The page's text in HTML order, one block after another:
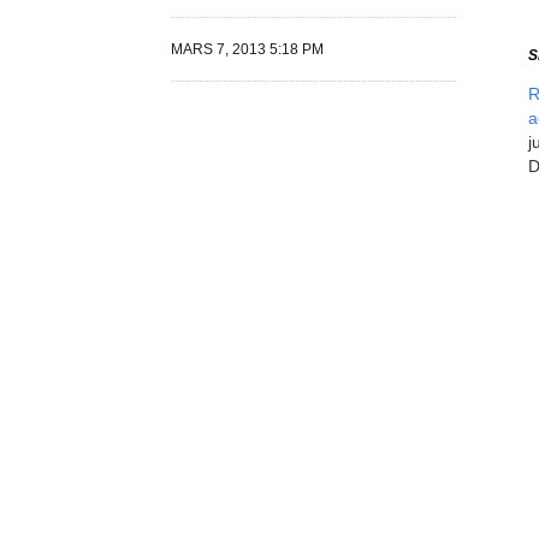
MARS 7, 2013 5:18 PM